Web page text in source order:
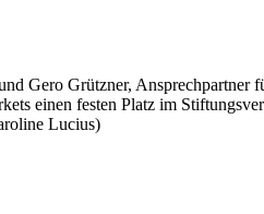
Gero Grützner,
einen festen Platz im
Lucius)